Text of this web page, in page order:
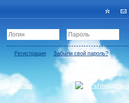
Регистрация Забыли свой пароль?